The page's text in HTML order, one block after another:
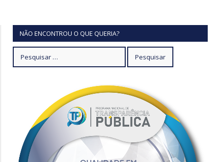
NÃO ENCONTROU O QUE QUERIA?